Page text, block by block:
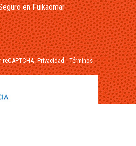
en Fuikaomar
Privacidad-Términos